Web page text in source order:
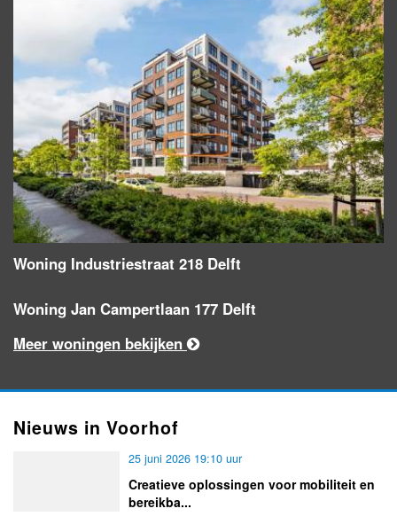
Woning Industriestraat 218 Delft
Woning Jan Campertlaan 177 Delft
Meer woningen bekijken
Nieuws in Voorhof
25 juni 2026 19:10 uur
Creatieve oplossingen voor mobiliteit en
bereikba...